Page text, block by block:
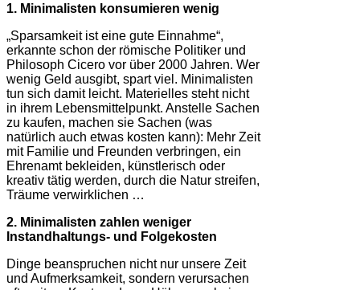
1. Minimalisten konsumieren wenig
„Sparsamkeit ist eine gute Einnahme“,
erkannte schon der römische Politiker und
Philosoph Cicero vor über 2000 Jahren. Wer
wenig Geld ausgibt, spart viel. Minimalisten
tun sich damit leicht. Materielles steht nicht
in ihrem Lebensmittelpunkt. Anstelle Sachen
zu kaufen, machen sie Sachen (was
natürlich auch etwas kosten kann): Mehr Zeit
mit Familie und Freunden verbringen, ein
Ehrenamt bekleiden, künstlerisch oder
kreativ tätig werden, durch die Natur streifen,
Träume verwirklichen …
2. Minimalisten zahlen weniger
Instandhaltungs- und Folgekosten
Dinge beanspruchen nicht nur unsere Zeit
und Aufmerksamkeit, sondern verursachen